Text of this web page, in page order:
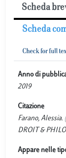
Scheda
Scheda
Anno di
2019
Citazione
Farano, Alessia.
DROIT &
Appare nelle